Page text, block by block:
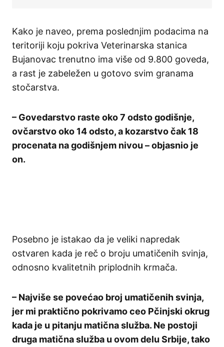
Kako je naveo, prema poslednjim podacima na
teritoriji koju pokriva Veterinarska stanica
Bujanovac trenutno ima više od 9.800 goveda,
a rast je zabeležen u gotovo svim granama
stočarstva.
– Govedarstvo raste oko 7 odsto godišnje,
ovčarstvo oko 14 odsto, a kozarstvo čak 18
procenata na godišnjem nivou – objasnio je
on.
Posebno je istakao da je veliki napredak
ostvaren kada je reč o broju umatičenih svinja,
odnosno kvalitetnih priplodnih krmača.
– Najviše se povećao broj umatičenih svinja,
jer mi praktično pokrivamo ceo Pčinjski okrug
kada je u pitanju matična služba. Ne postoji
druga matična služba u ovom delu Srbije, tako